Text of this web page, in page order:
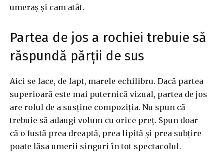
umeraș și cam atât.
Partea de jos a rochiei trebuie să
răspundă părții de sus
Aici se face, de fapt, marele echilibru. Dacă partea
superioară este mai puternică vizual, partea de jos
are rolul de a susține compoziția. Nu spun că
trebuie să adaugi volum cu orice preț. Spun doar
că o fustă prea dreaptă, prea lipită și prea subțire
poate lăsa umerii singuri în tot spectacolul.